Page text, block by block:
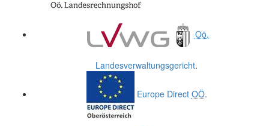
Oö.
Landesverwaltungsgericht.
Europe Direct OÖ.